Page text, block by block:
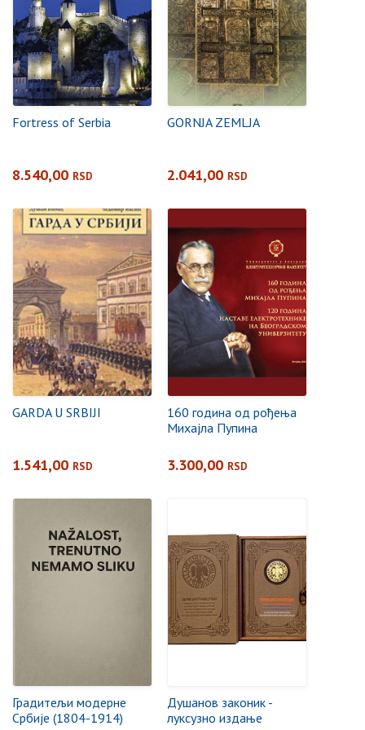
Fortress of Serbia
8.540,00 RSD
GORNJA ZEMLJA
2.041,00 RSD
GARDA U SRBIJI
1.541,00 RSD
160 година од рођења
Михајла Пупина
3.300,00 RSD
Градитељи модерне
Србије (1804-1914)
Душанов законик -
луксузно издање